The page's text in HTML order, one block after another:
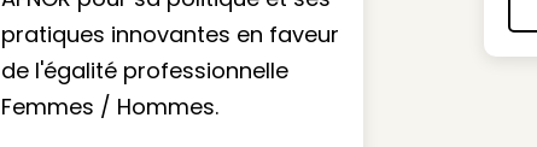
pratiques innovantes en faveur
de l'égalité professionnelle
Femmes / Hommes.